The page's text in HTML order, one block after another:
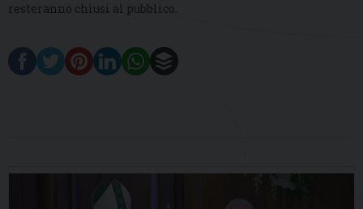
resteranno chiusi al pubblico.